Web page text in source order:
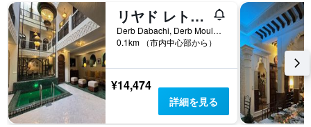
リヤド レトワール ドリオン
Derb Dabachi, Derb Moulay Abdelkader N 52, マラケシュ, モロッコ
0.1km （市内中心部から）
¥14,474
詳細を見る